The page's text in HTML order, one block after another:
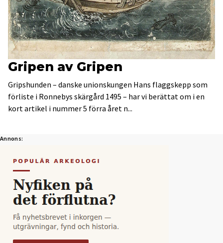
Gripen av Gripen
Gripshunden – danske unionskungen Hans flaggskepp som
förliste i Ronnebys skärgård 1495 – har vi berättat om i en
kort artikel i nummer 5 förra året n...
Annons: